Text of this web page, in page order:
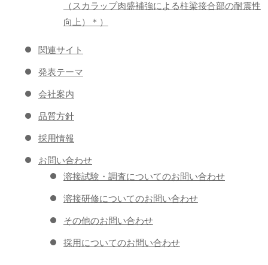
（スカラップ肉盛補強による柱梁接合部の耐震性
向上）＊）
関連サイト
発表テーマ
会社案内
品質方針
採用情報
お問い合わせ
溶接試験・調査についてのお問い合わせ
溶接研修についてのお問い合わせ
その他のお問い合わせ
採用についてのお問い合わせ